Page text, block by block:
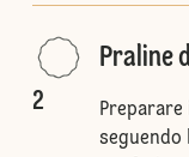
2
Praline
Preparare